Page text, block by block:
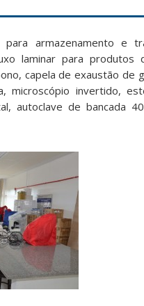
para armazenamento e
laminar para produtos
capela de exaustão de
microscópio invertido,
autoclave de bancada